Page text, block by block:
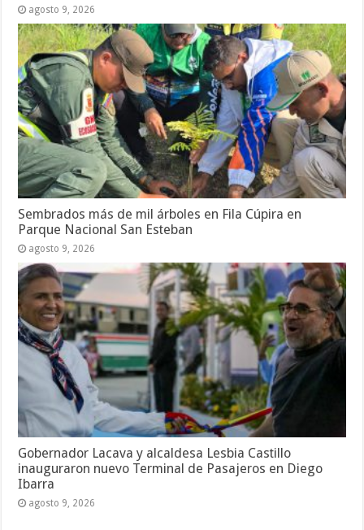
agosto 9, 2026
Sembrados más de mil árboles en Fila Cúpira en
Parque Nacional San Esteban
agosto 9, 2026
Gobernador Lacava y alcaldesa Lesbia Castillo
inauguraron nuevo Terminal de Pasajeros en Diego
Ibarra
agosto 9, 2026